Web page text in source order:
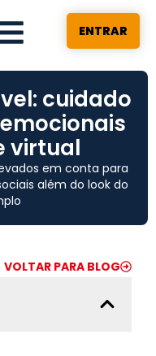
ENTRAR
cuidado
virtual
em conta para
além do look do
VOLTAR PARA BLOG